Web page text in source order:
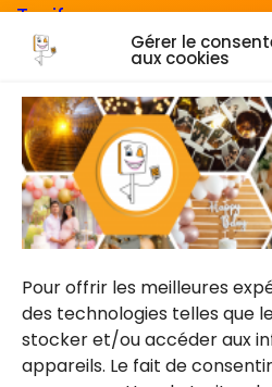
Gérer le
aux cookies
Pour offrir les meilleures
des technologies telles que
stocker et/ou accéder aux
appareils. Le fait de
Tarifs
CGV
Les mentions légales
Cadre photo
CONTACTEZ-NOUS
Devis gratuit & sans